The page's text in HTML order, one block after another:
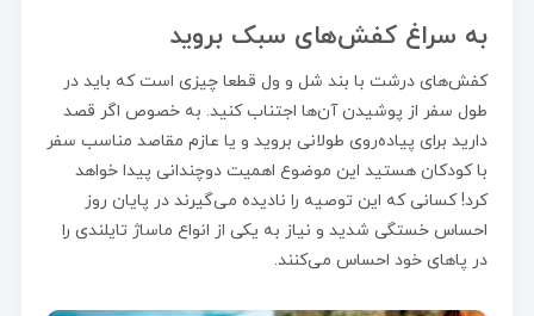
به سراغ کفش‌های سبک بروید
کفش‌های درشت با بند شل و ول قطعا چیزی است که باید در
طول سفر از پوشیدن آن‌ها اجتناب کنید. به خصوص اگر قصد
دارید برای پیاده‌روی طولانی بروید و یا عازم مقاصد مناسب سفر
با کودکان هستید این موضوع اهمیت دوچندانی پیدا خواهد
کرد! کسانی که این توصیه را نادیده می‌گیرند در پایان روز
احساس خستگی شدید و نیاز به یکی از انواع ماساژ تایلندی را
در پاهای خود احساس می‌کنند.